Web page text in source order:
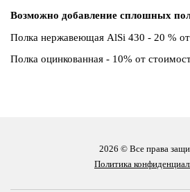
Возможно добавление сплошных
Полка нержавеющая AlSi 430 - 20 % от
Полка оцинкованная - 10% от
2026 © Все права
Политика